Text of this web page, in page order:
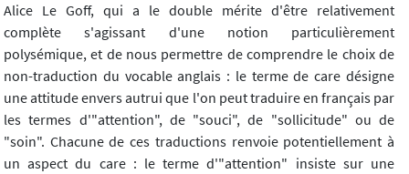
Alice Le Goff, qui a le double mérite d'être relativement
complète s'agissant d'une notion particulièrement
polysémique, et de nous permettre de comprendre le choix de
non-traduction du vocable anglais : le terme de care désigne
une attitude envers autrui que l'on peut traduire en français par
les termes d'"attention", de "souci", de "sollicitude" ou de
"soin". Chacune de ces traductions renvoie potentiellement à
un aspect du care : le terme d'"attention" insiste sur une